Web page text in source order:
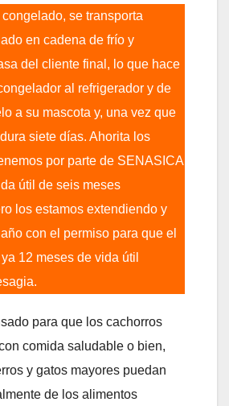
se transporta
en cadena de frío y
del cliente final, lo que hace
al refrigerador y de
a su mascota y, una vez que
siete días. Ahorita los
por parte de SENASICA
útil de seis meses
los estamos extendiendo y
con el permiso para que el
12 meses de vida útil
para que los cachorros
comida saludable o bien,
y gatos mayores puedan
de los alimentos